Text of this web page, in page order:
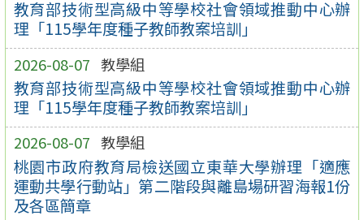
教育部技術型高級中等學校社會領域推動中心辦
理「115學年度種子教師教案培訓」
2026-08-07 教學組
教育部技術型高級中等學校社會領域推動中心辦
理「115學年度種子教師教案培訓」
2026-08-07 教學組
桃園市政府教育局檢送國立東華大學辦理「適應
運動共學行動站」第二階段與離島場研習海報1份
及各區簡章